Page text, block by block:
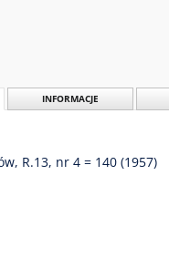
INFORMACJE
R.13, nr 4 = 140 (1957)